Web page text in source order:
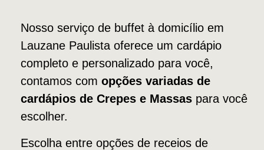
Nosso serviço de buffet à domicílio em
Lauzane Paulista oferece um cardápio
completo e personalizado para você,
contamos com opções variadas de
cardápios de Crepes e Massas para você
escolher.
Escolha entre opções de receios de